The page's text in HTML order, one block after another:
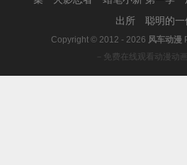
出所
聪明的一
Copyright © 2012 - 2026 风车动漫
－免费在线观看动漫动